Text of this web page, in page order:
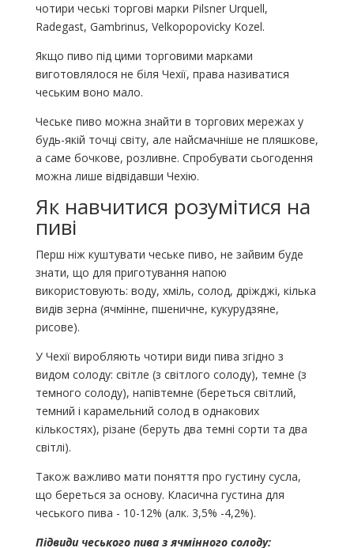
чотири чеські торгові марки Pilsner Urquell,
Radegast, Gambrinus, Velkopopovicky Kozel.
Якщо пиво під цими торговими марками
виготовлялося не біля Чехії, права називатися
чеським воно мало.
Чеське пиво можна знайти в торгових мережах у
будь-якій точці світу, але найсмачніше не пляшкове,
а саме бочкове, розливне. Спробувати сьогодення
можна лише відвідавши Чехію.
Як навчитися розумітися на
пиві
Перш ніж куштувати чеське пиво, не зайвим буде
знати, що для приготування напою
використовують: воду, хміль, солод, дріжджі, кілька
видів зерна (ячмінне, пшеничне, кукурудзяне,
рисове).
У Чехії виробляють чотири види пива згідно з
видом солоду: світле (з світлого солоду), темне (з
темного солоду), напівтемне (береться світлий,
темний і карамельний солод в однакових
кількостях), різане (беруть два темні сорти та два
світлі).
Також важливо мати поняття про густину сусла,
що береться за основу. Класична густина для
чеського пива - 10-12% (алк. 3,5% -4,2%).
Підвиди чеського пива з ячмінного солоду: